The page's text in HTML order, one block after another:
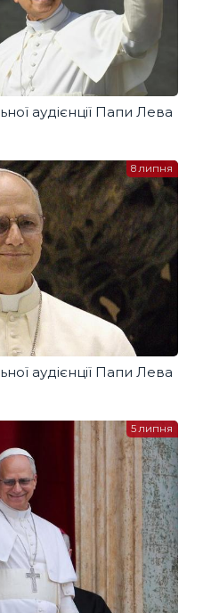
аудієнції Папи Лева
аудієнції Папи Лева
8 липня
5 липня